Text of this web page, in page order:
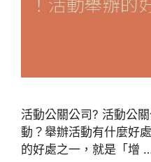
活動公關公司? 活動公
動？舉辦活動有什麼好
的好處之一，就是「增